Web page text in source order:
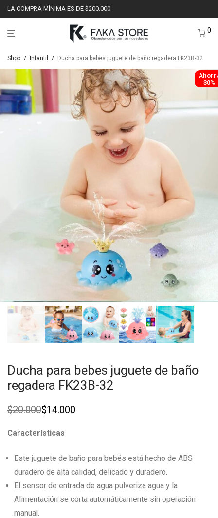
LA COMPRA MÍNIMA ES DE $200.000
0
Shop / Infantil / Ducha para bebes juguete de baño regadera FK23B-32
30%
Ducha para bebes juguete de baño
regadera FK23B-32
$20.000
Original
was:
$14.000
Current
is:
Características
Este juguete de baño para bebés está hecho de ABS
duradero de alta calidad, delicado y duradero.
El sensor de entrada de agua pulveriza agua y la
Alimentación se corta automáticamente sin operación
manual.